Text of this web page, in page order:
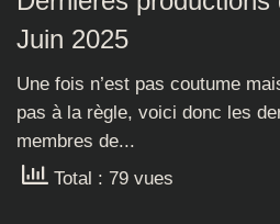
Juin 2025
Une fois n’est pas coutume
pas à la règle, voici donc les
membres de...
Total : 79 vues